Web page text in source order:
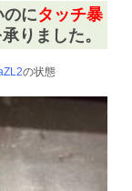
のにタッチ暴
りました。
の状態